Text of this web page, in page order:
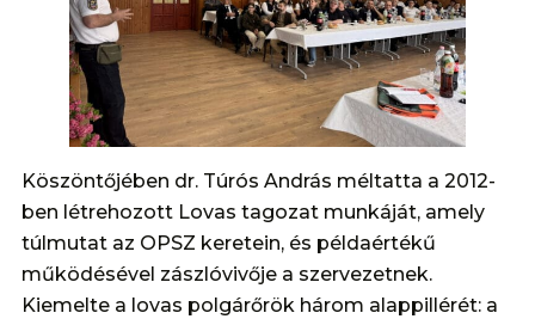
Köszöntőjében dr. Túrós András méltatta a 2012-
ben létrehozott Lovas tagozat munkáját, amely
túlmutat az OPSZ keretein, és példaértékű
működésével zászlóvivője a szervezetnek.
Kiemelte a lovas polgárőrök három alappillérét: a